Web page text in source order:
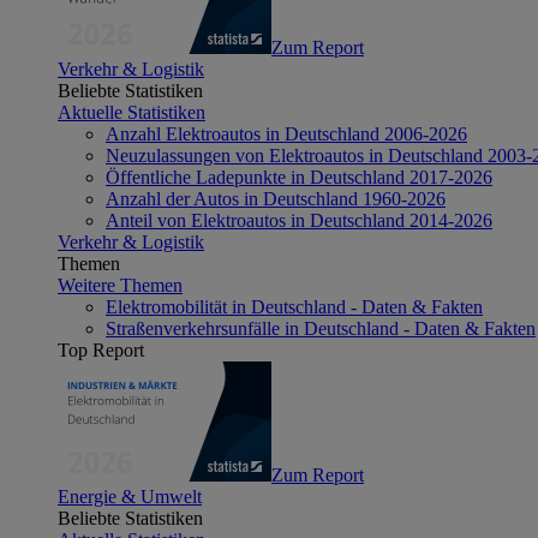
Zum Report
Verkehr & Logistik
Beliebte Statistiken
Aktuelle Statistiken
Anzahl Elektroautos in Deutschland 2006-2026
Neuzulassungen von Elektroautos in Deutschland 2003-
Öffentliche Ladepunkte in Deutschland 2017-2026
Anzahl der Autos in Deutschland 1960-2026
Anteil von Elektroautos in Deutschland 2014-2026
Verkehr & Logistik
Themen
Weitere Themen
Elektromobilität in Deutschland - Daten & Fakten
Straßenverkehrsunfälle in Deutschland - Daten & Fakten
Top Report
Zum Report
Energie & Umwelt
Beliebte Statistiken